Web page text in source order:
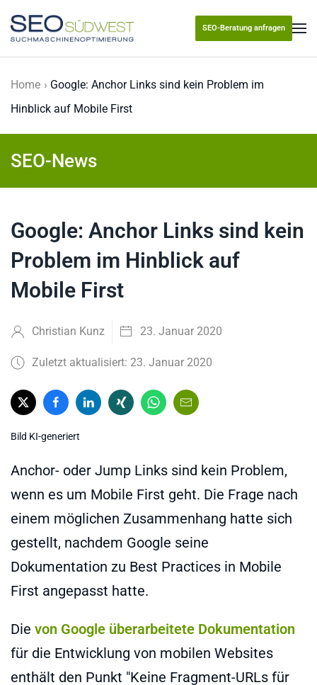
Skip to main content
SEO-Beratung anfragen
Home
Google: Anchor Links sind kein Problem im
Hinblick auf Mobile First
SEO-News
Google: Anchor Links sind kein
Problem im Hinblick auf
Mobile First
Christian Kunz 23. Januar 2020
Zuletzt aktualisiert: 23. Januar 2020
Bild KI-generiert
Anchor- oder Jump Links sind kein Problem,
wenn es um Mobile First geht. Die Frage nach
einem möglichen Zusammenhang hatte sich
gestellt, nachdem Google seine
Dokumentation zu Best Practices in Mobile
First angepasst hatte.
Die von Google überarbeitete Dokumentation
für die Entwicklung von mobilen Websites
enthält den Punkt "Keine Fragment-URLs für